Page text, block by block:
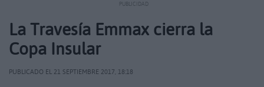
PUBLICIDAD
La Travesía Emmax cierra la
Copa Insular
PUBLICADO EL 21 SEPTIEMBRE 2017, 18:18